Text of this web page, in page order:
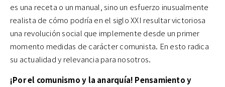
es una receta o un manual, sino un esfuerzo inusualmente
realista de cómo podría en el siglo XXI resultar victoriosa
una revolución social que implemente desde un primer
momento medidas de carácter comunista. En esto radica
su actualidad y relevancia para nosotros.
¡Por el comunismo y la anarquía! Pensamiento y